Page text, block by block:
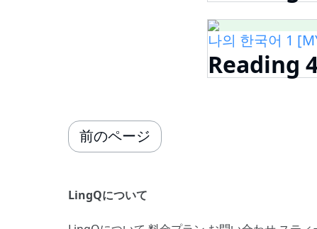
나의 한국어 1
Reading
前のページ
LingQについて